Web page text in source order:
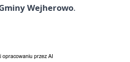
Wejherowo.